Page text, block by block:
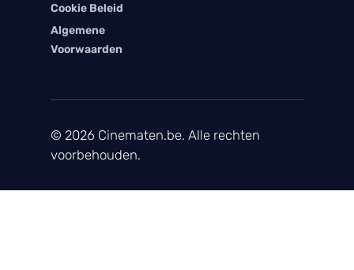
Cookie Beleid
Algemene
Voorwaarden
© 2026 Cinematen.be. Alle rechten
voorbehouden.